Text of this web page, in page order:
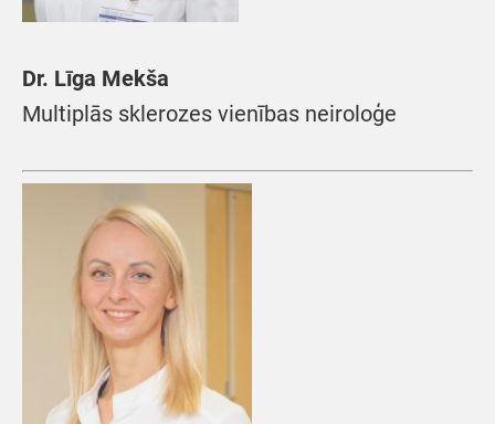
Dr. Līga Mekša
Multiplās sklerozes vienības neiroloģe